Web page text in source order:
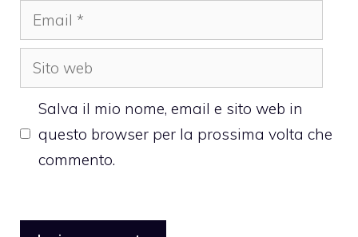
Email
Sito
web
Salva il mio nome, email e sito web in
questo browser per la prossima volta che
commento.